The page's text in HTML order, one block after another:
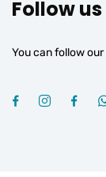
Follow us
You can follow